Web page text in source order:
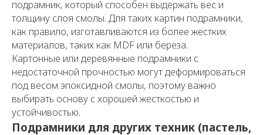
подрамник, который способен выдержать вес и
толщину слоя смолы. Для таких картин подрамники,
как правило, изготавливаются из более жестких
материалов, таких как MDF или береза.
Картонные или деревянные подрамники с
недостаточной прочностью могут деформироваться
под весом эпоксидной смолы, поэтому важно
выбирать основу с хорошей жесткостью и
устойчивостью.
Подрамники для других техник (пастель,